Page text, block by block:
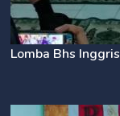
Lomba Bhs Inggris